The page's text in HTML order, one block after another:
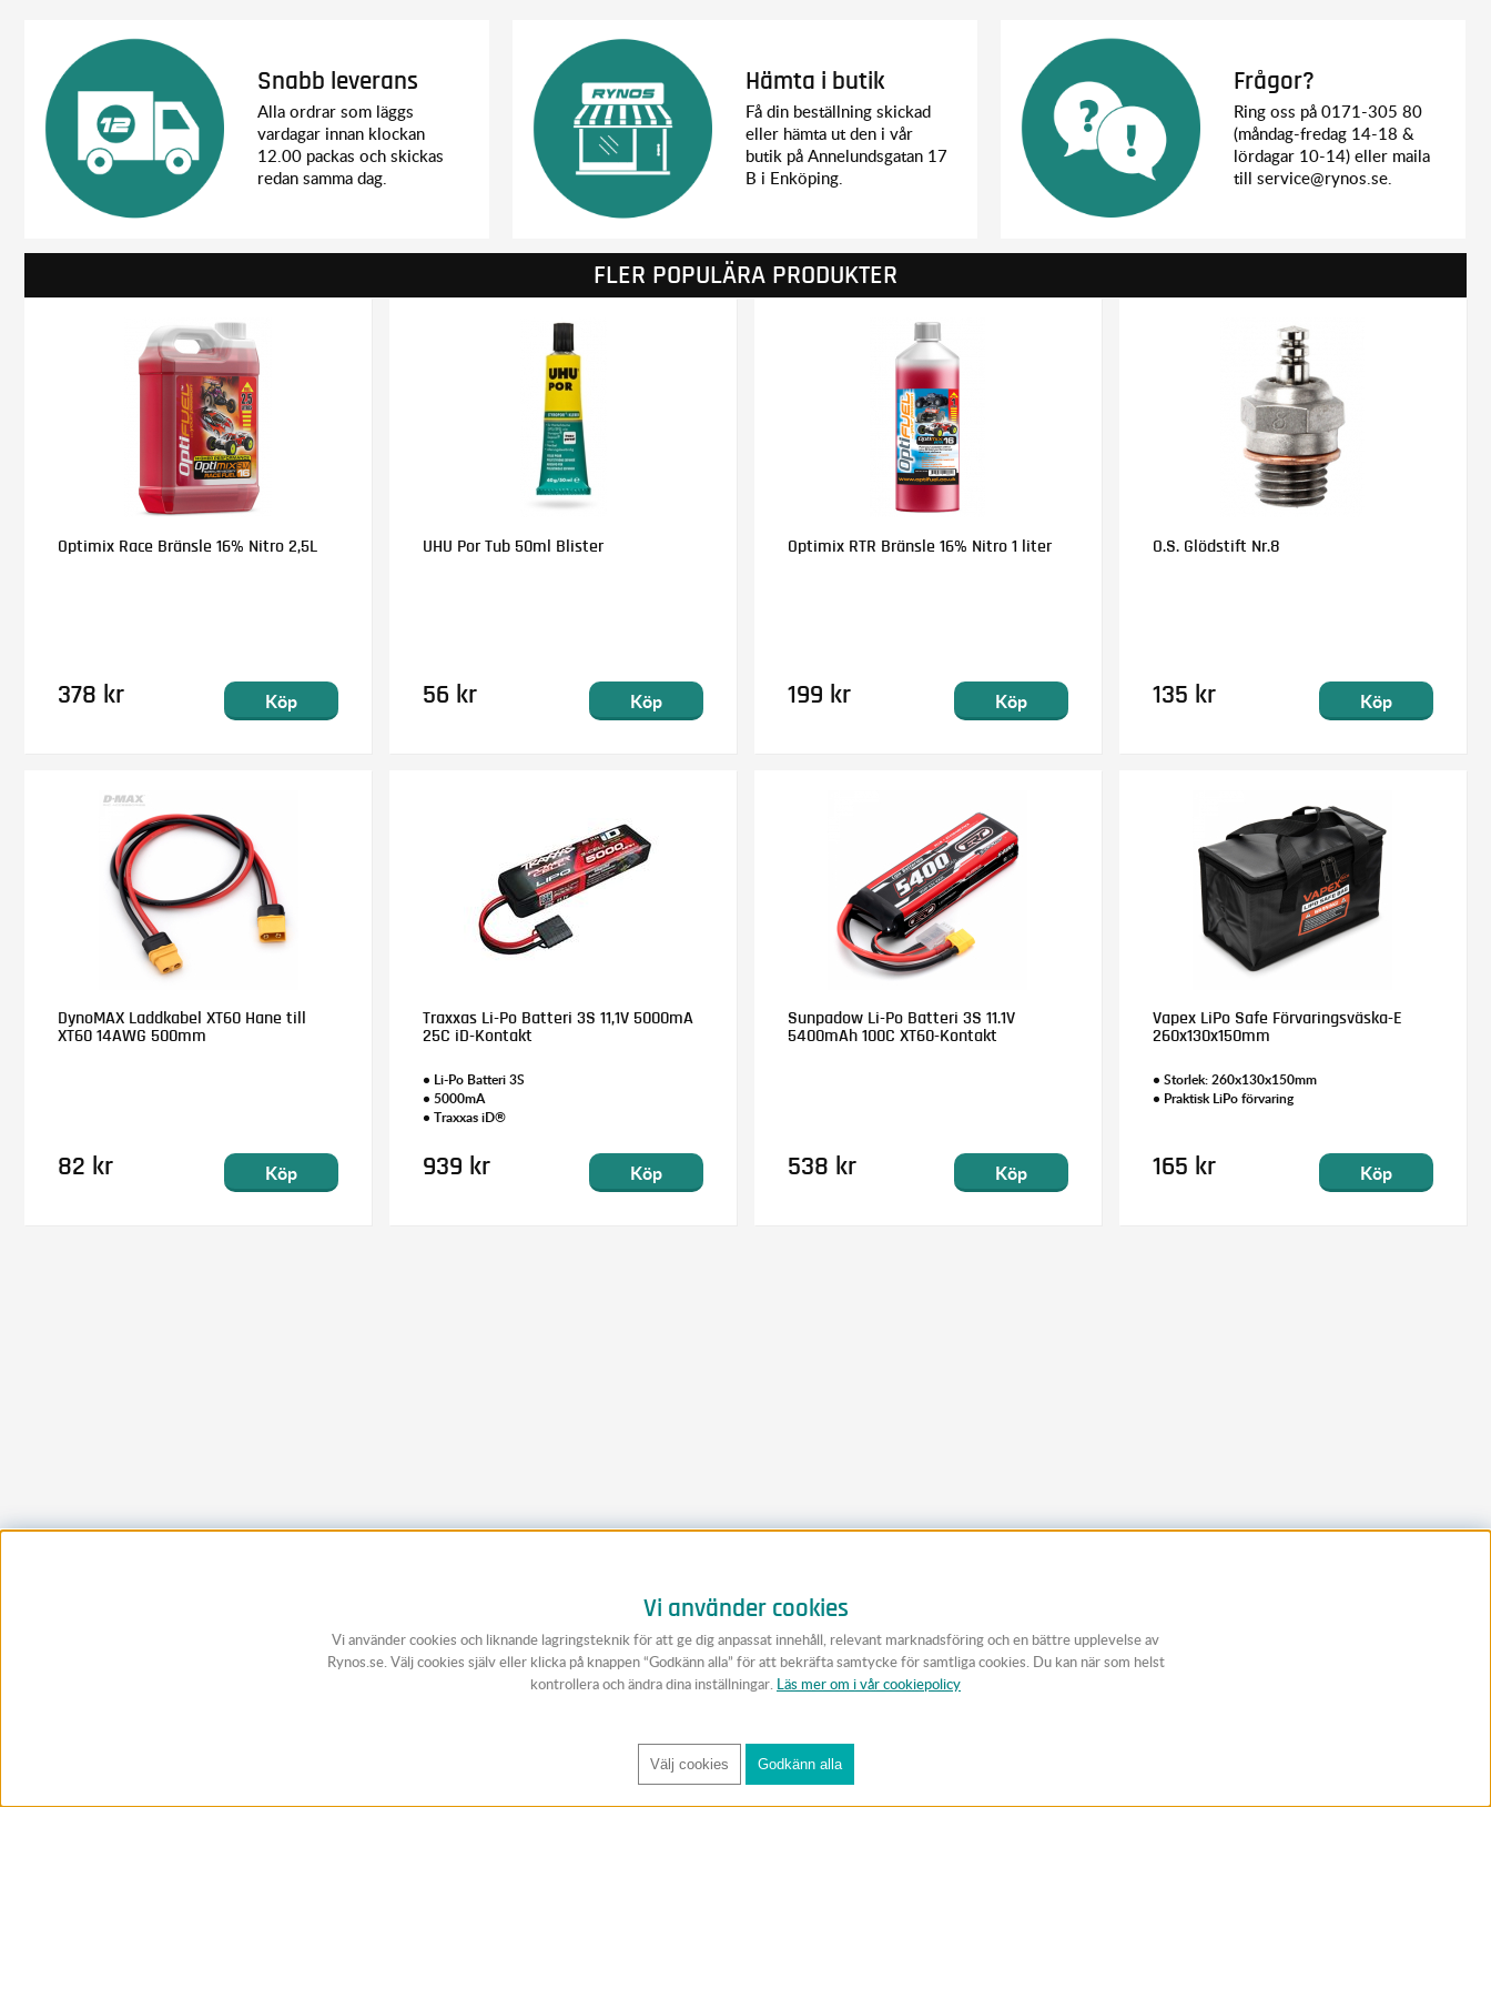
Snabb leverans
Alla ordrar som läggs
vardagar innan klockan
12.00 packas och skickas
redan samma dag.
Hämta i butik
Få din beställning skickad
eller hämta ut den i vår
butik på Annelundsgatan 17
B i Enköping.
Frågor?
Ring oss på 0171-305 80
(måndag-fredag 14-18 &
lördagar 10-14) eller maila
till service@rynos.se.
FLER POPULÄRA PRODUKTER
Optimix Race Bränsle 16% Nitro 2,5L
378 kr Köp
UHU Por Tub 50ml Blister
56 kr Köp
Optimix RTR Bränsle 16% Nitro 1 liter
199 kr Köp
O.S. Glödstift Nr.8
135 kr Köp
DynoMAX Laddkabel XT60 Hane till
XT60 14AWG 500mm
82 kr Köp
Traxxas Li-Po Batteri 3S 11,1V 5000mA
25C iD-Kontakt
• Li-Po Batteri 3S
• 5000mA
• Traxxas iD®
939 kr Köp
Sunpadow Li-Po Batteri 3S 11.1V
5400mAh 100C XT60-Kontakt
538 kr Köp
Vapex LiPo Safe Förvaringsväska-E
260x130x150mm
• Storlek: 260x130x150mm
• Praktisk LiPo förvaring
165 kr Köp
Vi använder cookies
Vi använder cookies och liknande lagringsteknik för att ge dig anpassat innehåll, relevant marknadsföring och en bättre upplevelse av
Rynos.se. Välj cookies själv eller klicka på knappen “Godkänn alla” för att bekräfta samtycke för samtliga cookies. Du kan när som helst
kontrollera och ändra dina inställningar. Läs mer om i vår cookiepolicy
Välj cookies Godkänn alla